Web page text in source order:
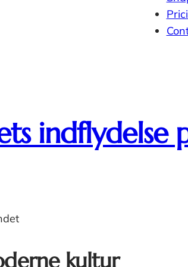
indflydelse
kultur